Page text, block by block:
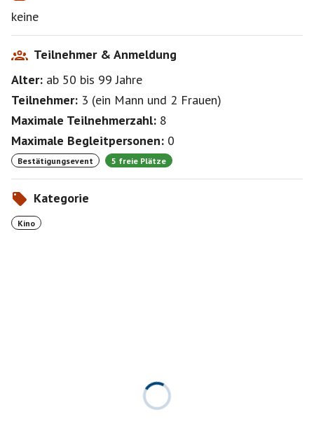
keine
Teilnehmer & Anmeldung
Alter: ab 50 bis 99Jahre
Teilnehmer: 3 (ein Mann und 2 Frauen)
Maximale Teilnehmerzahl: 8
Maximale Begleitpersonen: 0
Bestätigungsevent 5 freie Plätze
Kategorie
Kino